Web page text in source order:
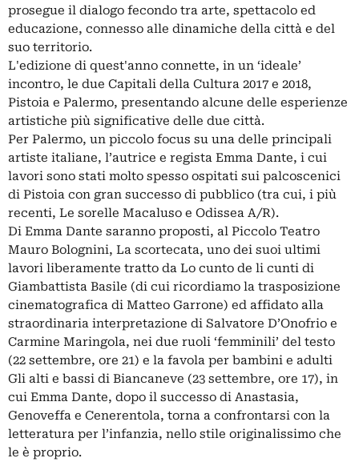
prosegue il dialogo fecondo tra arte, spettacolo ed
educazione, connesso alle dinamiche della città e del
suo territorio.
L'edizione di quest'anno connette, in un ‘ideale’
incontro, le due Capitali della Cultura 2017 e 2018,
Pistoia e Palermo, presentando alcune delle esperienze
artistiche più significative delle due città.
Per Palermo, un piccolo focus su una delle principali
artiste italiane, l’autrice e regista Emma Dante, i cui
lavori sono stati molto spesso ospitati sui palcoscenici
di Pistoia con gran successo di pubblico (tra cui, i più
recenti, Le sorelle Macaluso e Odissea A/R).
Di Emma Dante saranno proposti, al Piccolo Teatro
Mauro Bolognini, La scortecata, uno dei suoi ultimi
lavori liberamente tratto da Lo cunto de li cunti di
Giambattista Basile (di cui ricordiamo la trasposizione
cinematografica di Matteo Garrone) ed affidato alla
straordinaria interpretazione di Salvatore D’Onofrio e
Carmine Maringola, nei due ruoli ‘femminili’ del testo
(22 settembre, ore 21) e la favola per bambini e adulti
Gli alti e bassi di Biancaneve (23 settembre, ore 17), in
cui Emma Dante, dopo il successo di Anastasia,
Genoveffa e Cenerentola, torna a confrontarsi con la
letteratura per l’infanzia, nello stile originalissimo che
le è proprio.